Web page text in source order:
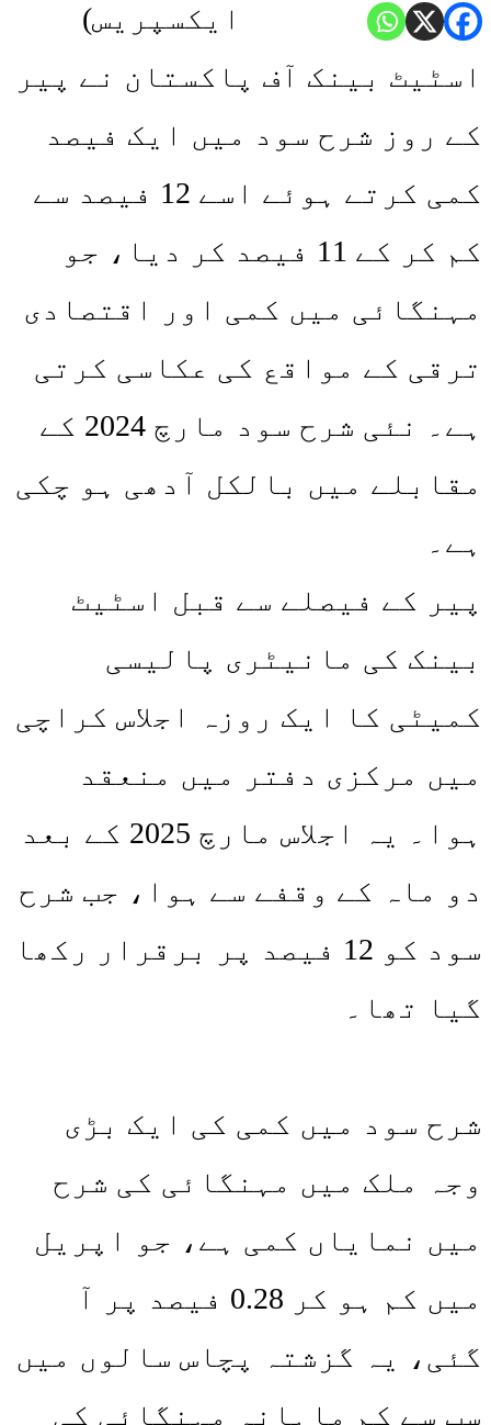
ایکسپریس)
اسٹیٹ بینک آف پاکستان نے پیر
کے روز شرح سود میں ایک فیصد
کمی کرتے ہوئے اسے 12 فیصد سے
کم کر کے 11 فیصد کر دیا، جو
مہنگائی میں کمی اور اقتصادی
ترقی کے مواقع کی عکاسی کرتی
ہے۔ نئی شرح سود مارچ 2024 کے
مقابلے میں بالکل آدھی ہو چکی
ہے۔
پیر کے فیصلے سے قبل اسٹیٹ
بینک کی مانیٹری پالیسی
کمیٹی کا ایک روزہ اجلاس کراچی
میں مرکزی دفتر میں منعقد
ہوا۔ یہ اجلاس مارچ 2025 کے بعد
دو ماہ کے وقفے سے ہوا، جب شرح
سود کو 12 فیصد پر برقرار رکھا
گیا تھا۔
شرح سود میں کمی کی ایک بڑی
وجہ ملک میں مہنگائی کی شرح
میں نمایاں کمی ہے، جو اپریل
میں کم ہو کر 0.28 فیصد پر آ
گئی، یہ گزشتہ پچاس سالوں میں
سب سے کم ماہانہ مہنگائی کی